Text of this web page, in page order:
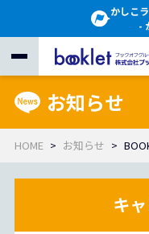
かしこ
-
お知らせ
HOME お知らせ